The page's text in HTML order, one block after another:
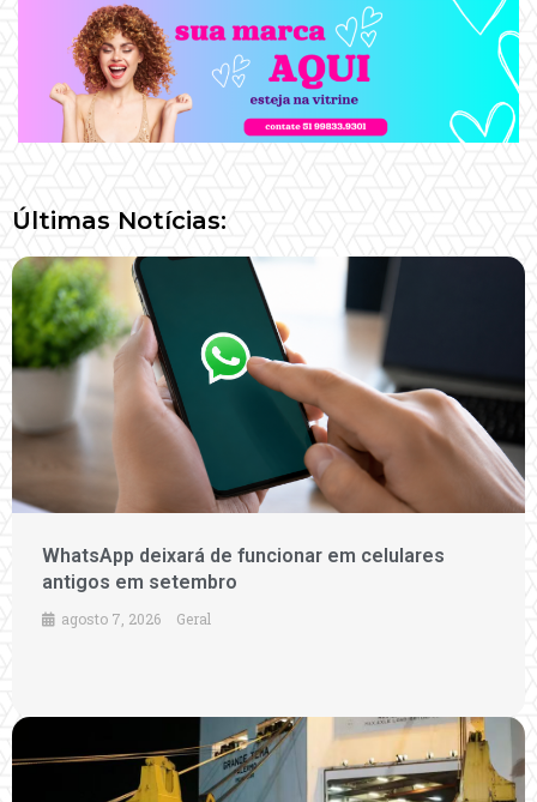
Últimas Notícias:
WhatsApp deixará de funcionar em celulares
antigos em setembro
agosto 7, 2026 Geral